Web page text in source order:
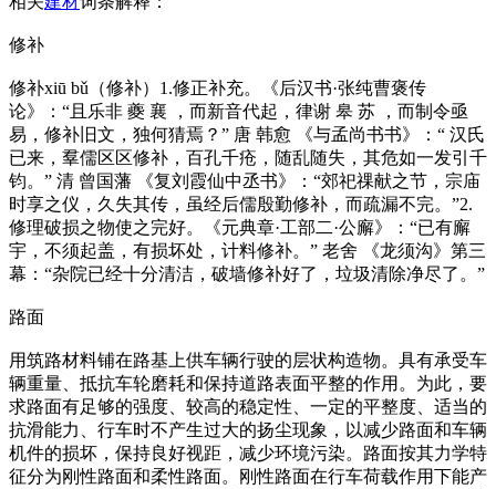
修补
修补xiū bǔ（修补）1.修正补充。《后汉书·张纯曹褒传
论》：“且乐非 夔 襄 ，而新音代起，律谢 皋 苏 ，而制令亟
易，修补旧文，独何猜焉？” 唐 韩愈 《与孟尚书书》：“ 汉氏
已来，羣儒区区修补，百孔千疮，随乱随失，其危如一发引千
钧。” 清 曾国藩 《复刘霞仙中丞书》：“郊祀祼献之节，宗庙
时享之仪，久失其传，虽经后儒殷勤修补，而疏漏不完。”2.
修理破损之物使之完好。《元典章·工部二·公廨》：“已有廨
宇，不须起盖，有损坏处，计料修补。” 老舍 《龙须沟》第三
幕：“杂院已经十分清洁，破墙修补好了，垃圾清除净尽了。”
路面
用筑路材料铺在路基上供车辆行驶的层状构造物。具有承受车
辆重量、抵抗车轮磨耗和保持道路表面平整的作用。为此，要
求路面有足够的强度、较高的稳定性、一定的平整度、适当的
抗滑能力、行车时不产生过大的扬尘现象，以减少路面和车辆
机件的损坏，保持良好视距，减少环境污染。路面按其力学特
征分为刚性路面和柔性路面。刚性路面在行车荷载作用下能产